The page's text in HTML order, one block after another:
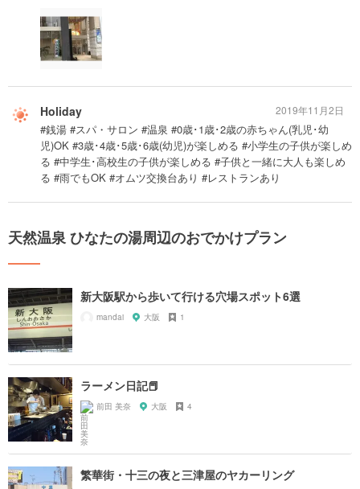
Holiday
#銭湯 #スパ・サロン #温泉 #0歳･1歳･2歳の赤ちゃん(乳児･幼
児)OK #3歳･4歳･5歳･6歳(幼児)が楽しめる #小学生の子供が楽しめ
る #中学生･高校生の子供が楽しめる #子供と一緒に大人も楽しめ
る #雨でもOK #オムツ交換台あり #レストランあり
2019年11月2日
天然温泉 ひなたの湯周辺のおでかけプラン
新大阪駅から歩いて行ける穴場スポット6選
mandai 大阪 1
ラーメン日記📕
前田 美奈 大阪 4
繁華街・十三の夜と三津屋のヤカーリング